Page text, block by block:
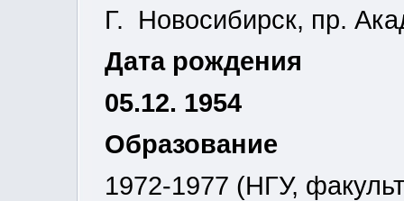
Г. Новосибирск, пр.
Дата рождения
05.12. 1954
Образование
1972-1977 (НГУ,